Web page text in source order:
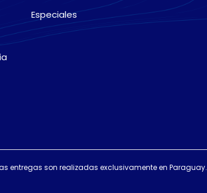
Especiales
entregas son realizadas exclusivamente en Paraguay.